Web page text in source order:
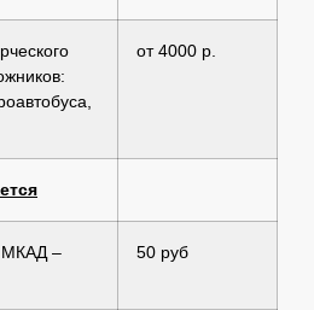
от 4000 р.
МКАД –
50 руб